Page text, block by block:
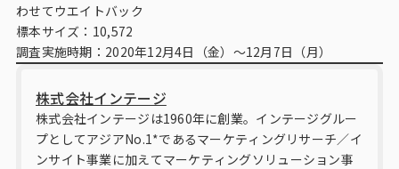
わせてウエイトバック
標本サイズ：10,572
調査実施時期：2020年12月4日（金）～12月7日（月）
株式会社インテージ
株式会社インテージは1960年に創業。インテージグルー
プとしてアジアNo.1*であるマーケティングリサーチ／イ
ンサイト事業に加えてマーケティングソリューション事